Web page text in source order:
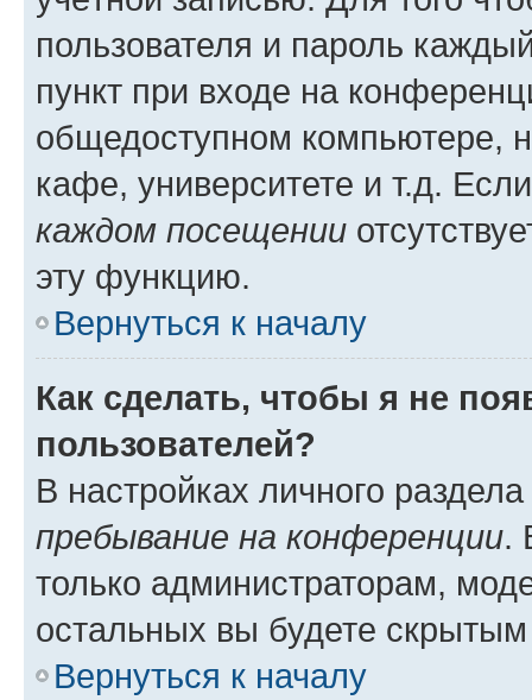
пользователя и пароль
пункт при входе на
общедоступном компьютере,
кафе, университете и т.д.
каждом посещении
эту функцию.
Вернуться к началу
Как сделать, чтобы я не
пользователей?
В настройках личного
пребывание на конференции.
только администраторам,
остальных вы будете
Вернуться к началу